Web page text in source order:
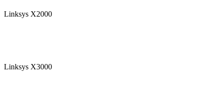
Linksys X2000
Linksys X3000